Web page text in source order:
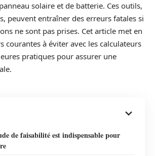
solaire et de batterie. Ces outils,
peuvent entraîner des erreurs fatales si
ne sont pas prises. Cet article met en
courantes à éviter avec les calculateurs
pratiques pour assurer une
de faisabilité est indispensable pour